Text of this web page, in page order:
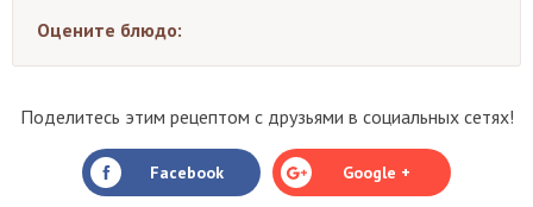
Оцените блюдо:
Поделитесь этим рецептом с друзьями в социальных сетях!
Facebook Google +